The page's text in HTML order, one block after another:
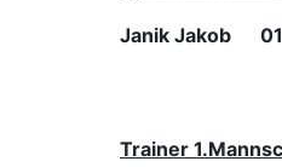
Janik Jakob
Trainer